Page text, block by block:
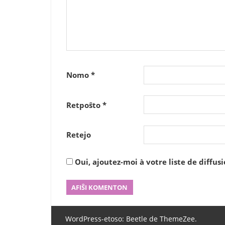
Nomo *
Retpoŝto *
Retejo
Oui, ajoutez-moi à votre liste de
WordPress-etoso: Beetle de ThemeZee.